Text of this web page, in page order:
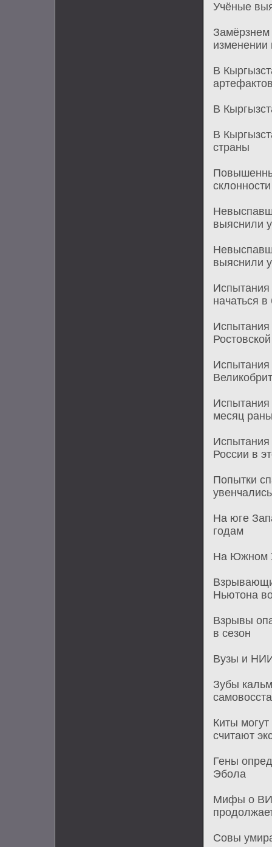
Учёные
Замёрзнем
изменении
В
В
В
страны
выяснили
выяснили
начаться
Испытания
Испытания
месяц
Испытания
России в
Попытки
увенчались
На юге
годам
На Южном
Ньютона
Взрывы
в сезон
Вузы и
Зубы
Киты
считают
Гены
Эбола
Мифы о
Совы